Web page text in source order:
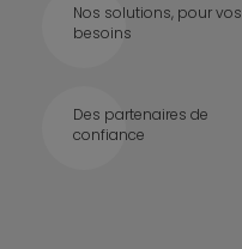
Nos solutions, pour vos
besoins
Des partenaires de
confiance